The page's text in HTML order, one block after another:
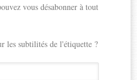
vous désabonner à tout
les subtilités de l'étiquette ?